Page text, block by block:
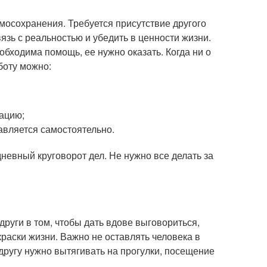
Требуется присутствие другого
с реальностью и убедить в ценности жизни.
помощь, ее нужно оказать. Когда ни о
можно:
самостоятельно.
круговорот дел. Не нужно все делать за
в том, чтобы дать вдове выговориться,
жизни. Важно не оставлять человека в
нужно вытягивать на прогулки, посещение